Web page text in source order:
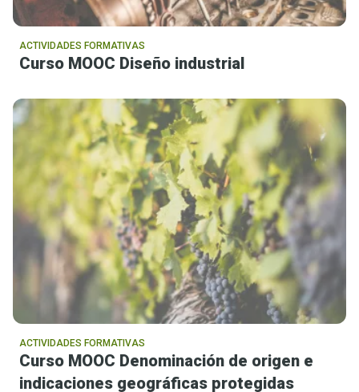
ACTIVIDADES FORMATIVAS
Curso MOOC Diseño industrial
ACTIVIDADES FORMATIVAS
Curso MOOC Denominación de origen e
indicaciones geográficas protegidas